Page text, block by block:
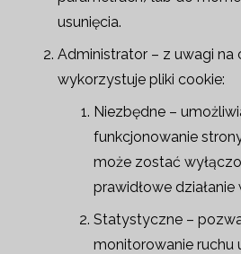
usunięcia.
Administrator – z uwagi na
wykorzystuje pliki cookie:
Niezbędne –
funkcjonowanie
może zostać
prawidłowe działanie
Statystyczne –
monitorowanie ruchu